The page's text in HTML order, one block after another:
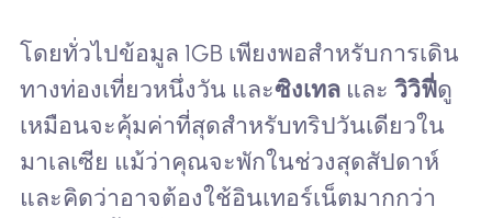
โดยทั่วไปข้อมูล 1GB เพียงพอสำหรับการเดิน
ทางท่องเที่ยวหนึ่งวัน และซิงเทลและ วิวิฟี่ดู
เหมือนจะคุ้มค่าที่สุดสำหรับทริปวันเดียวใน
มาเลเซีย แม้ว่าคุณจะพักในช่วงสุดสัปดาห์
และคิดว่าอาจต้องใช้อินเทอร์เน็ตมากกว่า